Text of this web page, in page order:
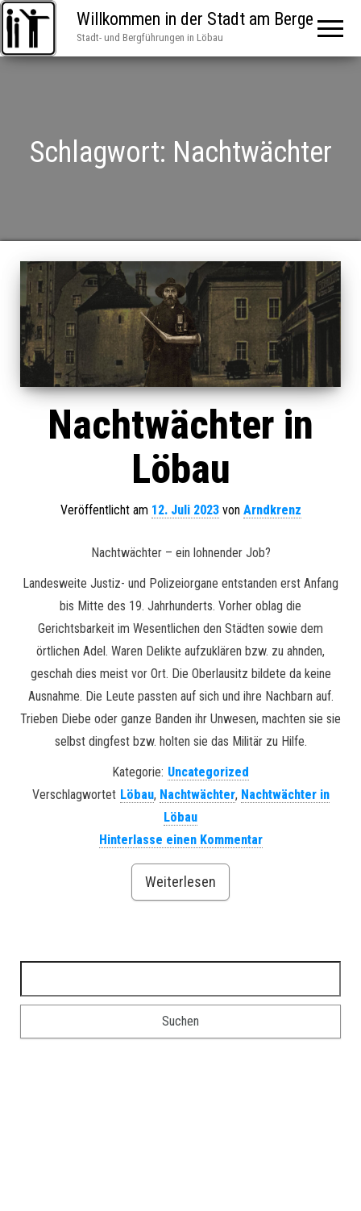
Willkommen in der Stadt am Berge
Stadt- und Bergführungen in Löbau
Schlagwort: Nachtwächter
Nachtwächter in
Löbau
Veröffentlicht am 12. Juli 2023von Arndkrenz
Nachtwächter – ein lohnender Job?
Landesweite Justiz- und Polizeiorgane entstanden erst Anfang
bis Mitte des 19. Jahrhunderts. Vorher oblag die
Gerichtsbarkeit im Wesentlichen den Städten sowie dem
örtlichen Adel. Waren Delikte aufzuklären bzw. zu ahnden,
geschah dies meist vor Ort. Die Oberlausitz bildete da keine
Ausnahme. Die Leute passten auf sich und ihre Nachbarn auf.
Trieben Diebe oder ganze Banden ihr Unwesen, machten sie sie
selbst dingfest bzw. holten sie das Militär zu Hilfe.
Kategorie: Uncategorized
Verschlagwortet Löbau, Nachtwächter, Nachtwächter in
Löbau
Hinterlasse einen Kommentar
Weiterlesen